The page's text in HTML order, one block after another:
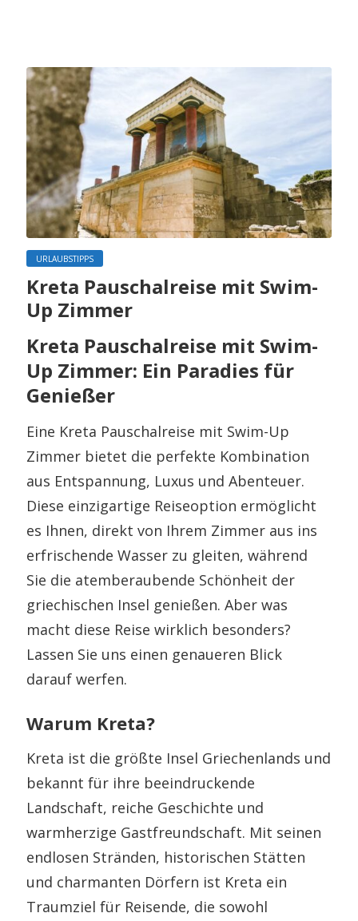
URLAUBSTIPPS
Kreta Pauschalreise mit Swim-
Up Zimmer
Kreta Pauschalreise mit Swim-
Up Zimmer: Ein Paradies für
Genießer
Eine Kreta Pauschalreise mit Swim-Up
Zimmer bietet die perfekte Kombination
aus Entspannung, Luxus und Abenteuer.
Diese einzigartige Reiseoption ermöglicht
es Ihnen, direkt von Ihrem Zimmer aus ins
erfrischende Wasser zu gleiten, während
Sie die atemberaubende Schönheit der
griechischen Insel genießen. Aber was
macht diese Reise wirklich besonders?
Lassen Sie uns einen genaueren Blick
darauf werfen.
Warum Kreta?
Kreta ist die größte Insel Griechenlands und
bekannt für ihre beeindruckende
Landschaft, reiche Geschichte und
warmherzige Gastfreundschaft. Mit seinen
endlosen Stränden, historischen Stätten
und charmanten Dörfern ist Kreta ein
Traumziel für Reisende, die sowohl